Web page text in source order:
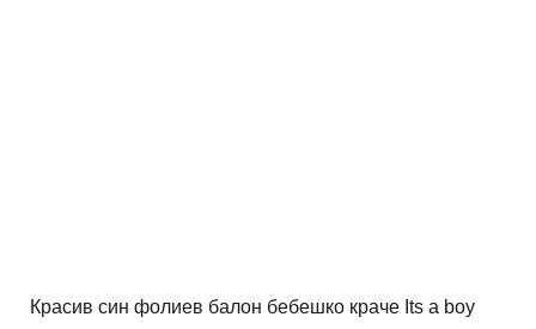
Красив син фолиев балон бебешко краче Its a boy